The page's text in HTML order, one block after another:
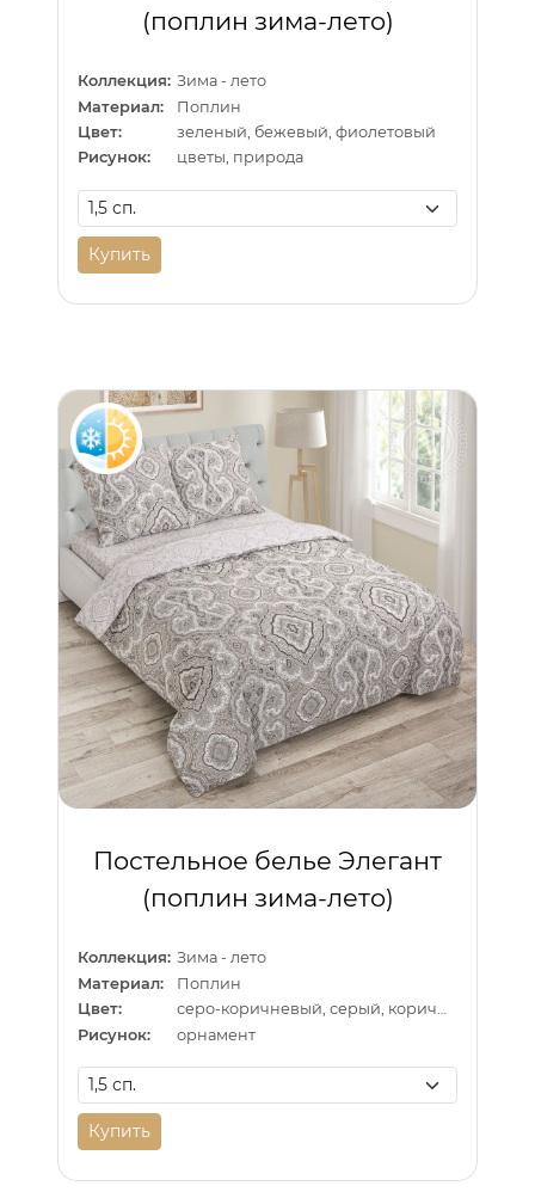
(поплин зима-лето)
Коллекция: Зима - лето
Материал:
Поплин
Цвет:
зеленый, бежевый, фиолетовый
Рисунок:
цветы, природа
Купить
Постельное белье Элегант
(поплин зима-лето)
Коллекция: Зима - лето
Материал:
Поплин
Цвет:
серо-коричневый, серый, коричневый
Рисунок:
орнамент
Купить